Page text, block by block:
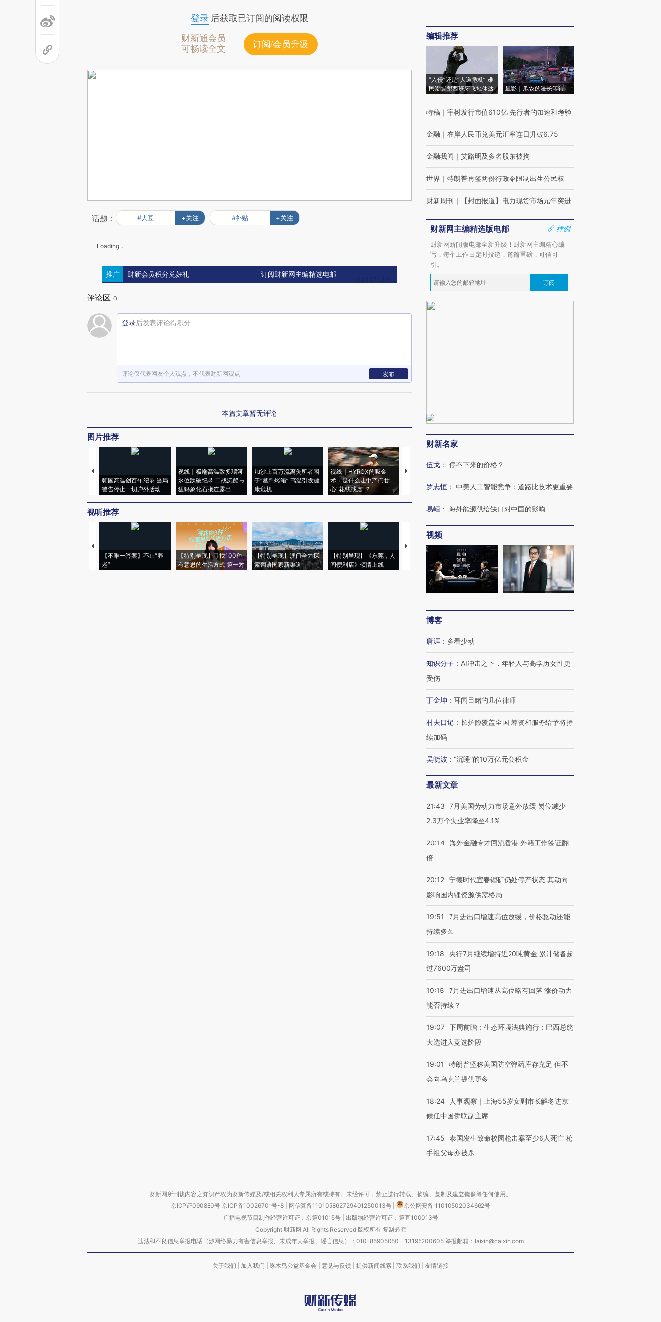
登录后获取已订阅的阅读权限
财新通会员
可畅读全文
订阅/会员升级
话题： #大豆 +关注 #补贴 +关注
Loading...
推广 财新会员积分兑好礼 订阅财新网主编精选电邮
评论区 0
登录后发表评论得积分
评论仅代表网友个人观点，不代表财新网观点 发布
本篇文章暂无评论
图片推荐
韩国高温创百年纪录 当局
警告停止一切户外活动
视线｜极端高温致多瑙河
水位跌破纪录 二战沉船与
猛犸象化石接连露出
加沙上百万流离失所者困
于“塑料烤箱” 高温引发健
康危机
视线｜HYROX的吸金
术：是什么让中产们甘
心“花钱找虐”？
马航飞行员跨国走私7万
育部长拱下台
飞地休达
视听推荐
【不唯一答案】不止“养
老”
【特别呈现】寻找100种
有意思的生活方式·第一对
【特别呈现】澳门全力探
索葡语国家新渠道
【特别呈现】《东莞，人
间便利店》倾情上线
【推广】走进第四届链博
会，让数智科技“链”接产
【特别呈现】寻找100种
有意思的生活方式·第三对
【商旅对话】华住集团
CFO：不靠规模取胜，华
住三大增长引擎是什么？
编辑推荐
“入侵”还是“人道危机” 难
民潮撕裂西班牙飞地休达
显影｜瓜农的漫长等待
特稿 ｜ 宇树发行市值610亿 先行者的加速和考验
金融 ｜ 在岸人民币兑美元汇率连日升破6.75
金融我闻 ｜ 艾路明及多名股东被拘
世界 ｜ 特朗普再签两份行政令限制出生公民权
财新周刊 ｜ 【封面报道】电力现货市场元年突进
财新网主编精选版电邮
样例
财新网新闻版电邮全新升级！财新网主编精心编
写，每个工作日定时投递，篇篇重磅，可信可
引。
订阅
财新名家
伍戈 ： 停不下来的价格？
罗志恒 ： 中美人工智能竞争：道路比技术更重要
易峘 ： 海外能源供给缺口对中国的影响
视频
博客
唐涯 ： 多看少动
知识分子 ： AI冲击之下，年轻人与高学历女性更
受伤
丁金坤 ： 耳闻目睹的几位律师
村夫日记 ： 长护险覆盖全国 筹资和服务给予将持
续加码
吴晓波 ： “沉睡”的10万亿元公积金
最新文章
21:43
7月美国劳动力市场意外放缓 岗位减少
2.3万个失业率降至4.1%
20:14 海外金融专才回流香港 外籍工作签证翻
倍
20:12 宁德时代宜春锂矿仍处停产状态 其动向
影响国内锂资源供需格局
19:51
7月进出口增速高位放缓，价格驱动还能
持续多久
19:18
央行7月继续增持近20吨黄金 累计储备超
过7600万盎司
19:15
7月进出口增速从高位略有回落 涨价动力
能否持续？
19:07 下周前瞻：生态环境法典施行；巴西总统
大选进入竞选阶段
19:01
特朗普坚称美国防空弹药库存充足 但不
会向乌克兰提供更多
18:24
人事观察｜上海55岁女副市长解冬进京
候任中国侨联副主席
17:45
泰国发生致命校园枪击案至少6人死亡 枪
手祖父母亦被杀
财新网所刊载内容之知识产权为财新传媒及/或相关权利人专属所有或持有。未经许可，禁止进行转载、摘编、复制及建立镜像等任何使用。
京ICP证090880号 京ICP备10026701号-8 网信算备110105862729401250013号
京公网安备 11010502034662号
广播电视节目制作经营许可证：京第01015号| 出版物经营许可证：第直100013号
Copyright 财新网 All Rights Reserved 版权所有 复制必究
违法和不良信息举报电话（涉网络暴力有害信息举报、未成年人举报、谣言信息）：010-85905050 13195200605 举报邮箱：laixin@caixin.com
关于我们 加入我们 啄木鸟公益基金会 意见与反馈 提供新闻线索 联系我们 友情链接